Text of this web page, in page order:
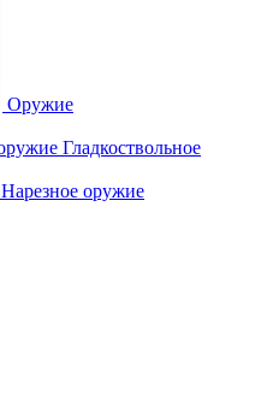
Оружие
Гладкоствольное
Нарезное оружие